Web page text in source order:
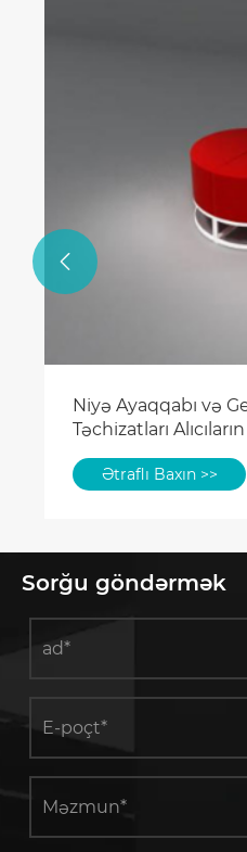
Niyə Ayaqqabı və
Təchizatları
Qərar Verir?
Ətraflı Baxın >>

Sorğu göndərmək